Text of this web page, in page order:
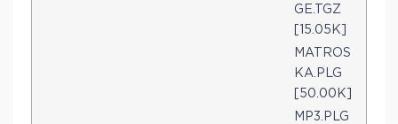
GE.TGZ
[15.05K]
MATROS
KA.PLG
[50.00K]
MP3.PLG